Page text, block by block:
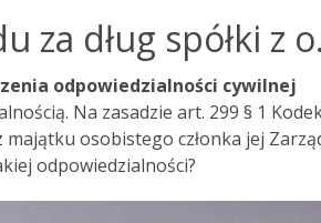
za dług spółki z
odpowiedzialności cywilnej
Na zasadzie art. 299 § 1
majątku osobistego członka jej
odpowiedzialności?